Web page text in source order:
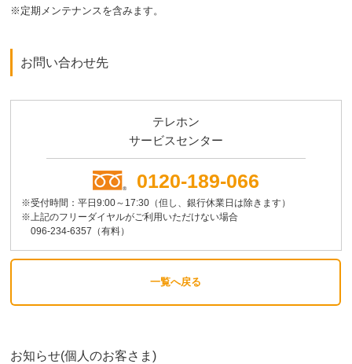
※定期メンテナンスを含みます。
お問い合わせ先
テレホン
サービスセンター
0120-189-066
※受付時間：平日9:00～17:30（但し、銀行休業日は除きます）
※上記のフリーダイヤルがご利用いただけない場合
096-234-6357（有料）
一覧へ戻る
お知らせ(個人のお客さま)